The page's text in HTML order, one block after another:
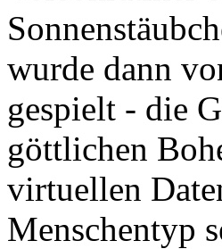
wurde dann
gespielt - die
göttlichen
virtuellen
Menschentyp